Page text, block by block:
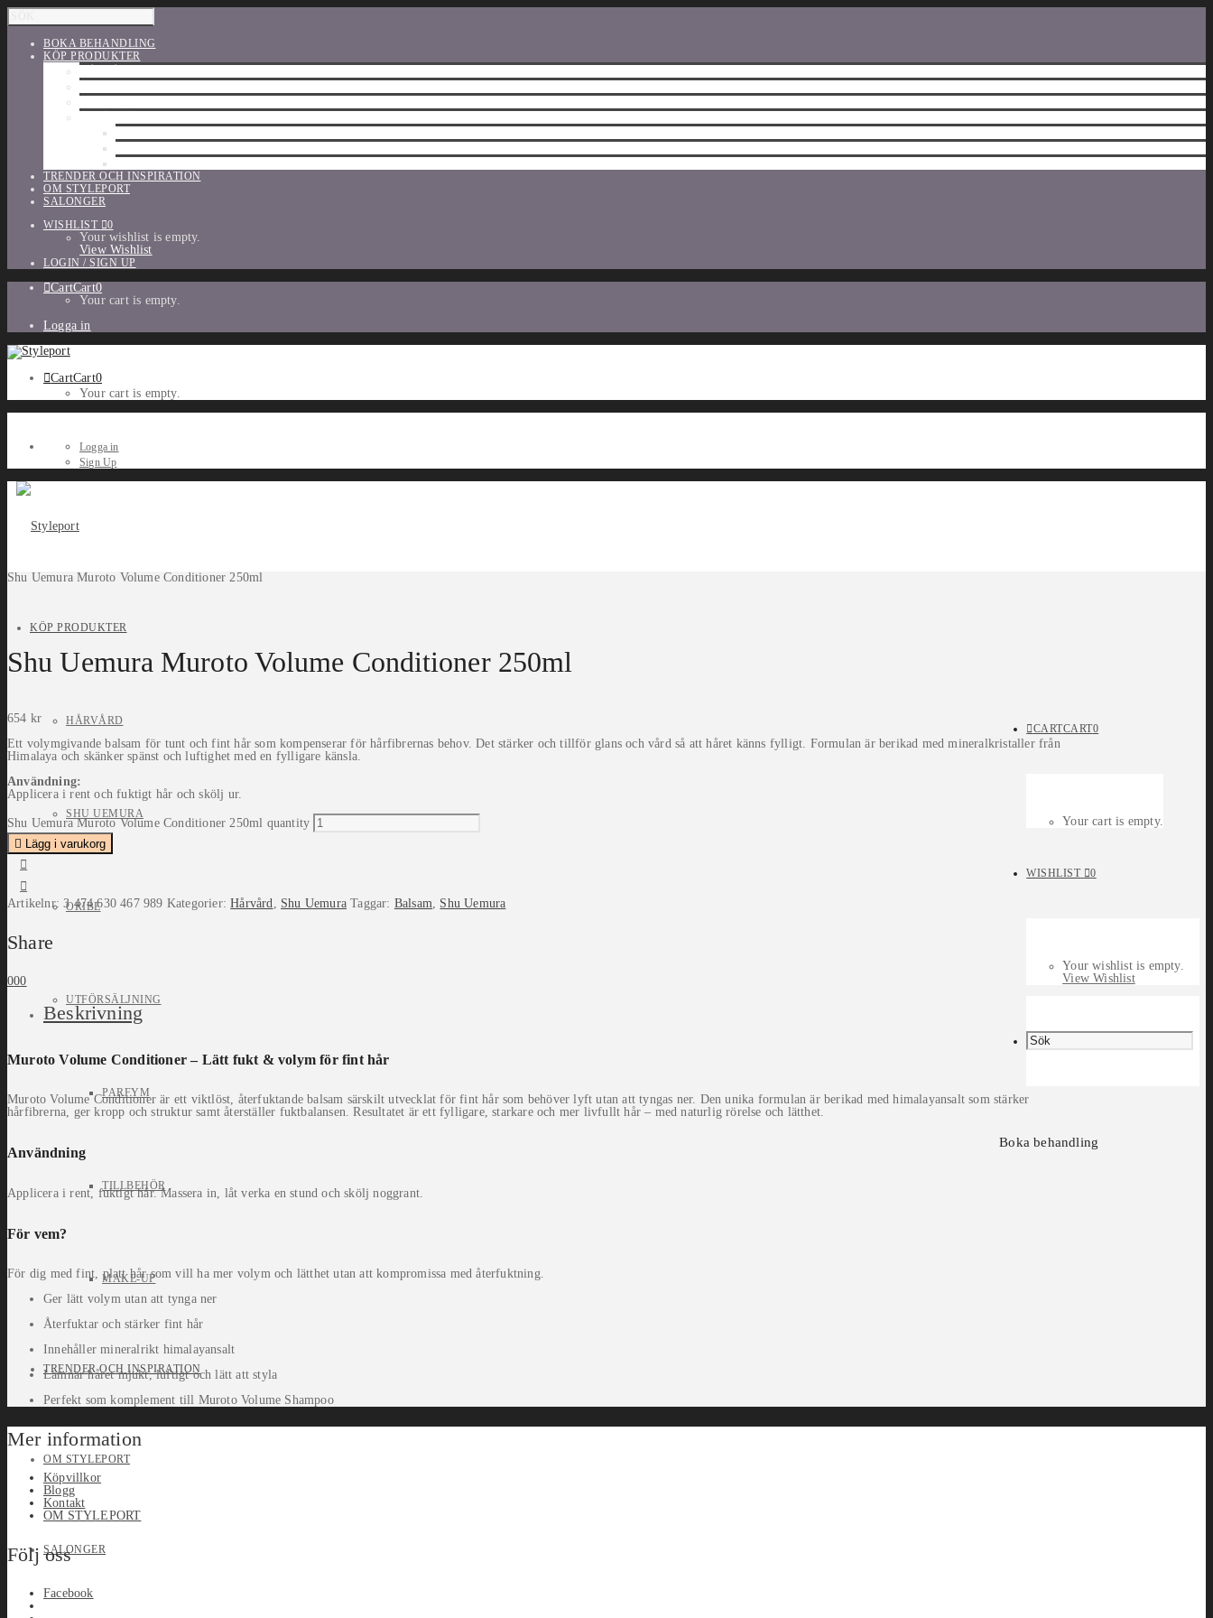
BOKA BEHANDLING
KÖP PRODUKTER
TRENDER OCH INSPIRATION
OM STYLEPORT
SALONGER
WISHLIST
0
Your wishlist is empty.
View Wishlist
LOGIN / SIGN UP
CartCart0
Your cart is empty.
Logga in
CartCart0
Your cart is empty.
Logga in
Sign Up
KÖP PRODUKTER
HÅRVÅRD
SHU UEMURA
ORIBE
UTFÖRSÄLJNING
PARFYM
TILLBEHÖR
MAKE-UP
TRENDER OCH INSPIRATION
OM STYLEPORT
SALONGER
CARTCART0
Your cart is empty.
WISHLIST 0
Your wishlist is empty.
View Wishlist
Boka behandling
Shu Uemura Muroto Volume Conditioner 250ml
Shu Uemura Muroto Volume Conditioner 250ml
654 kr
Ett volymgivande balsam för tunt och fint hår som kompenserar för hårfibrernas behov. Det stärker och tillför glans och vård så att håret känns fylligt. Formulan är berikad med mineralkristaller från
Himalaya och skänker spänst och luftighet med en fylligare känsla.
Användning:
Applicera i rent och fuktigt hår och skölj ur.
Shu Uemura Muroto Volume Conditioner 250ml quantity
Lägg i varukorg
Artikelnr:3 474 630 467 989 Kategorier:Hårvård, Shu Uemura Taggar: Balsam, Shu Uemura
Share
000
Beskrivning
Muroto Volume Conditioner – Lätt fukt & volym för fint hår
Muroto Volume Conditioner är ett viktlöst, återfuktande balsam särskilt utvecklat för fint hår som behöver lyft utan att tyngas ner. Den unika formulan är berikad med himalayansalt som stärker
hårfibrerna, ger kropp och struktur samt återställer fuktbalansen. Resultatet är ett fylligare, starkare och mer livfullt hår – med naturlig rörelse och lätthet.
Användning
Applicera i rent, fuktigt hår. Massera in, låt verka en stund och skölj noggrant.
För vem?
För dig med fint, platt hår som vill ha mer volym och lätthet utan att kompromissa med återfuktning.
Ger lätt volym utan att tynga ner
Återfuktar och stärker fint hår
Innehåller mineralrikt himalayansalt
Lämnar håret mjukt, luftigt och lätt att styla
Perfekt som komplement till Muroto Volume Shampoo
Mer information
Köpvillkor
Blogg
Kontakt
OM STYLEPORT
Följ oss
Facebook